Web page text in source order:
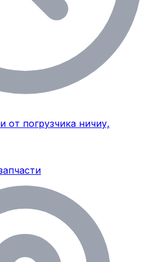
от погрузчика ничиу,